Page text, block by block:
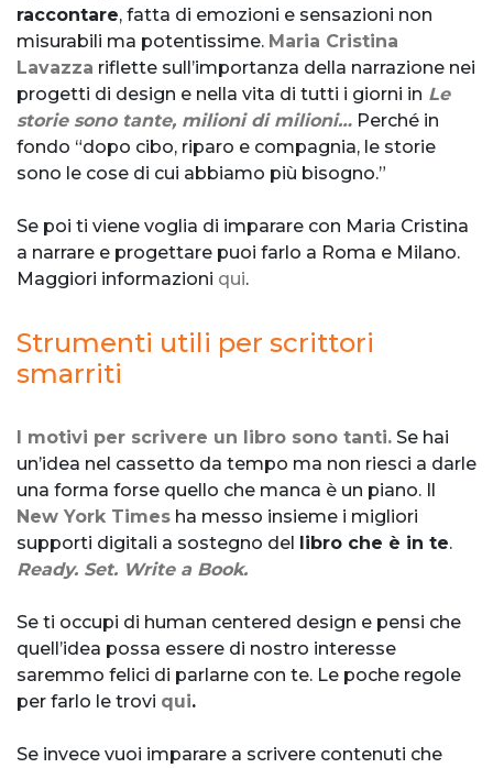
raccontare, fatta di emozioni e sensazioni non
misurabili ma potentissime. Maria Cristina
Lavazza riflette sull’importanza della narrazione nei
progetti di design e nella vita di tutti i giorni in Le
storie sono tante, milioni di milioni… Perché in
fondo “dopo cibo, riparo e compagnia, le storie
sono le cose di cui abbiamo più bisogno.”
Se poi ti viene voglia di imparare con Maria Cristina
a narrare e progettare puoi farlo a Roma e Milano.
Maggiori informazioni qui.
Strumenti utili per scrittori
smarriti
I motivi per scrivere un libro sono tanti. Se hai
un’idea nel cassetto da tempo ma non riesci a darle
una forma forse quello che manca è un piano. Il
New York Times ha messo insieme i migliori
supporti digitali a sostegno del libro che è in te.
Ready. Set. Write a Book.
Se ti occupi di human centered design e pensi che
quell’idea possa essere di nostro interesse
saremmo felici di parlarne con te. Le poche regole
per farlo le trovi qui.
Se invece vuoi imparare a scrivere contenuti che